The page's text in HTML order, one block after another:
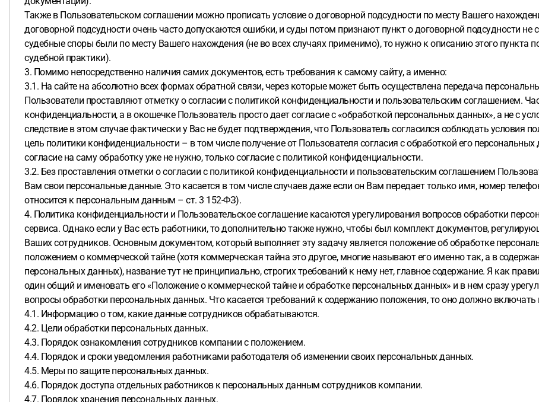
Также в Пользовательском соглашении можно прописать условие о договорной подсудности по месту Вашего
договорной подсудности очень часто допускаются ошибки, и суды потом признают пункт о договорной подсудности не
судебные споры были по месту Вашего нахождения (не во всех случаях применимо), то нужно к описанию этого пункта
судебной практики).
3. Помимо непосредственно наличия самих документов, есть требования к самому сайту, а именно:
3.1. На сайте на абсолютно всех формах обратной связи, через которые может быть осуществлена передача
Пользователи проставляют отметку о согласии с политикой конфиденциальности и пользовательским соглашением.
конфиденциальности, а в окошечке Пользователь просто дает согласие с «обработкой персональных данных», а не с
следствие в этом случае фактически у Вас не будет подтверждения, что Пользователь согласился соблюдать условия
цель политики конфиденциальности – в том числе получение от Пользователя согласия с обработкой его
согласие на саму обработку уже не нужно, только согласие с политикой конфиденциальности.
3.2. Без проставления отметки о согласии с политикой конфиденциальности и пользовательским соглашением
Вам свои персональные данные. Это касается в том числе случаев даже если он Вам передает только имя, номер
относится к персональным данным – ст. 3 152-ФЗ).
4. Политика конфиденциальности и Пользовательское соглашение касаются урегулирования вопросов обработки
сервиса. Однако если у Вас есть работники, то дополнительно также нужно, чтобы был комплект документов,
Ваших сотрудников. Основным документом, который выполняет эту задачу является положение об обработке
положением о коммерческой тайне (хотя коммерческая тайна это другое, многие называют его именно так, а в
персональных данных), название тут не принципиально, строгих требований к нему нет, главное содержание. Я как
один общий и именовать его «Положение о коммерческой тайне и обработке персональных данных» и в нем сразу
вопросы обработки персональных данных. Что касается требований к содержанию положения, то оно должно включать
4.1. Информацию о том, какие данные сотрудников обрабатываются.
4.2. Цели обработки персональных данных.
4.3. Порядок ознакомления сотрудников компании с положением.
4.4. Порядок и сроки уведомления работниками работодателя об изменении своих персональных данных.
4.5. Меры по защите персональных данных.
4.6. Порядок доступа отдельных работников к персональных данным сотрудников компании.
4.7. Порядок хранения персональных данных.